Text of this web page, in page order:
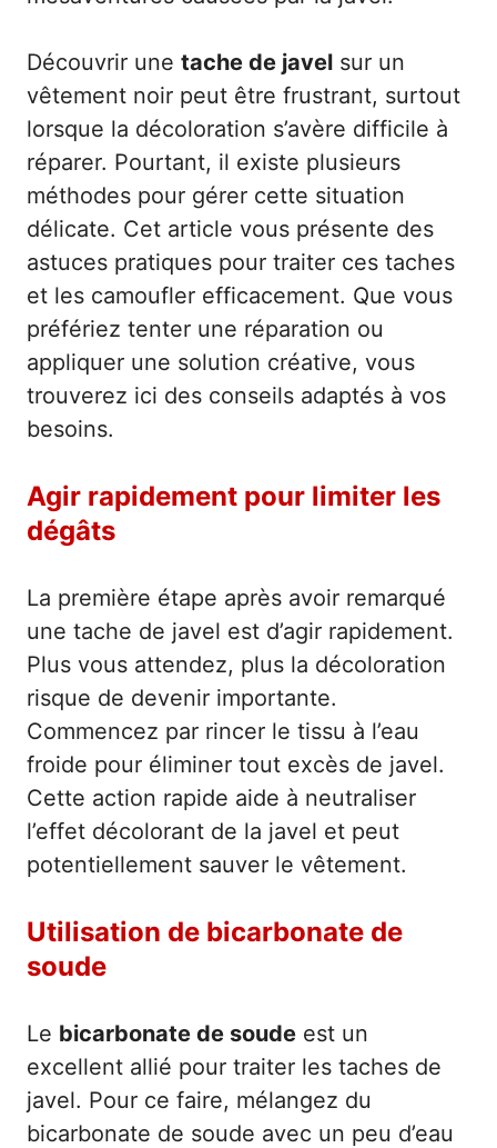
Découvrir une tache de javel sur un
vêtement noir peut être frustrant, surtout
lorsque la décoloration s’avère difficile à
réparer. Pourtant, il existe plusieurs
méthodes pour gérer cette situation
délicate. Cet article vous présente des
astuces pratiques pour traiter ces taches
et les camoufler efficacement. Que vous
préfériez tenter une réparation ou
appliquer une solution créative, vous
trouverez ici des conseils adaptés à vos
besoins.
Agir rapidement pour limiter les
dégâts
La première étape après avoir remarqué
une tache de javel est d’agir rapidement.
Plus vous attendez, plus la décoloration
risque de devenir importante.
Commencez par rincer le tissu à l’eau
froide pour éliminer tout excès de javel.
Cette action rapide aide à neutraliser
l’effet décolorant de la javel et peut
potentiellement sauver le vêtement.
Utilisation de bicarbonate de
soude
Le bicarbonate de soude est un
excellent allié pour traiter les taches de
javel. Pour ce faire, mélangez du
bicarbonate de soude avec un peu d’eau